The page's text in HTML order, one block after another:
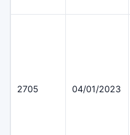
2705 04/01/2023